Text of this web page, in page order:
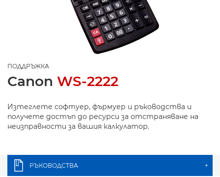
ПОДДРЪЖКА
Canon WS-2222
Изтеглете софтуер, фърмуер и ръководства и
получете достъп до ресурси за отстраняване на
неизправности за вашия калкулатор.
РЪКОВОДСТВА +